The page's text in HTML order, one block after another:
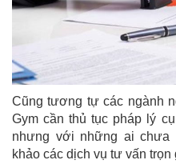
Cũng tương tự các ngành
Gym cần thủ tục pháp lý
nhưng với những ai chưa
khảo các dịch vụ tư vấn trọn